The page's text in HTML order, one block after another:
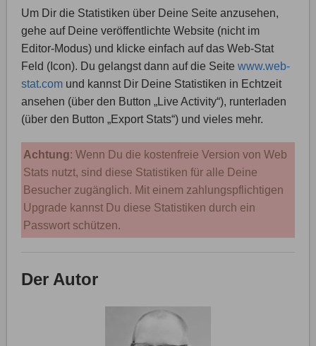
Um Dir die Statistiken über Deine Seite anzusehen,
gehe auf Deine veröffentlichte Website (nicht im
Editor-Modus) und klicke einfach auf das Web-Stat
Feld (Icon). Du gelangst dann auf die Seite www.web-
stat.com und kannst Dir Deine Statistiken in Echtzeit
ansehen (über den Button „Live Activity“), runterladen
(über den Button „Export Stats“) und vieles mehr.
Achtung: Wenn Du die kostenfreie Version von Web
Stats nutzt, sind diese Statistiken für alle Deine
Besucher zugänglich. Mit einem zahlungspflichtigen
Upgrade kannst Du diese Statistiken durch ein
Passwort schützen.
Der Autor